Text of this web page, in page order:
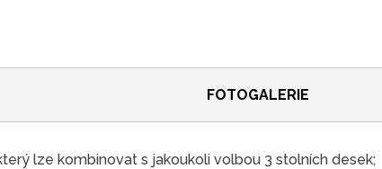
FOTOGALERIE
lze kombinovat s jakoukoli volbou 3 stolních desek;